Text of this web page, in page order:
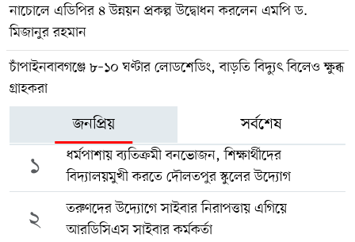
নাচোলে এডিপির ৪ উন্নয়ন প্রকল্প উদ্বোধন করলেন এমপি ড.
মিজানুর রহমান
চাঁপাইনবাবগঞ্জে ৮–১০ ঘণ্টার লোডশেডিং, বাড়তি বিদ্যুৎ বিলেও ক্ষুব্ধ
গ্রাহকরা
জনপ্রিয় সর্বশেষ
১
ধর্মপাশায় ব্যতিক্রমী বনভোজন, শিক্ষার্থীদের
বিদ্যালয়মুখী করতে দৌলতপুর স্কুলের উদ্যোগ
২
তরুণদের উদ্যোগে সাইবার নিরাপত্তায় এগিয়ে
আরডিসিএস সাইবার কর্মকর্তা